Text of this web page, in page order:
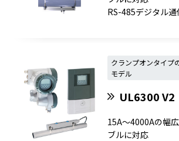
RS-485デジタル通
クランプオンタイプ
モデル
UL6300 V2
15A～4000Aの幅
ブルに対応